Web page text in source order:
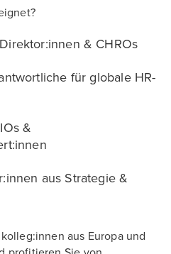
& CHROs
für globale HR-
&
aus Strategie &
aus Europa und